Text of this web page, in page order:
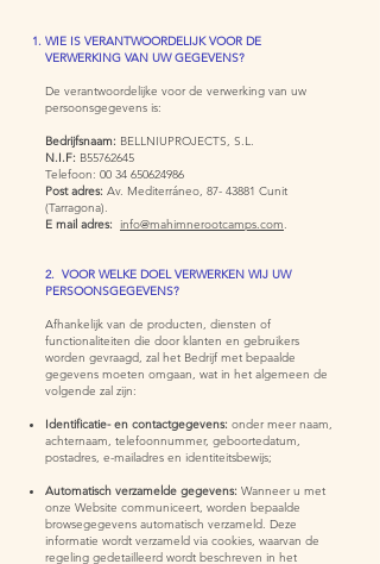
WIE IS VERANTWOORDELIJK VOOR DE
VERWERKING VAN UW GEGEVENS?
De verantwoordelijke voor de verwerking van uw
persoonsgegevens is:
Bedrijfsnaam: BELLNIUPROJECTS, S.L.
N.I.F: B55762645
Telefoon: 00 34 650624986
Post adres: Av. Mediterráneo, 87- 43881 Cunit
(Tarragona).
E mail adres: info@mahimnerootcamps.com.
2. VOOR WELKE DOEL VERWERKEN WIJ UW
PERSOONSGEGEVENS?
Afhankelijk van de producten, diensten of
functionaliteiten die door klanten en gebruikers
worden gevraagd, zal het Bedrijf met bepaalde
gegevens moeten omgaan, wat in het algemeen de
volgende zal zijn:
Identificatie- en contactgegevens: onder meer naam,
achternaam, telefoonnummer, geboortedatum,
postadres, e-mailadres en identiteitsbewijs;
Automatisch verzamelde gegevens: Wanneer u met
onze Website communiceert, worden bepaalde
browsegegevens automatisch verzameld. Deze
informatie wordt verzameld via cookies, waarvan de
regeling gedetailleerd wordt beschreven in het